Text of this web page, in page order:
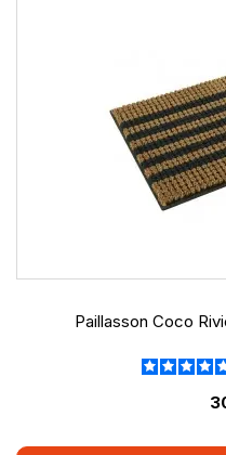
Paillasson Coco